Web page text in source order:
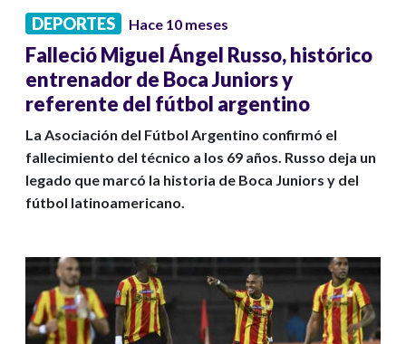
DEPORTES Hace 10 meses
Falleció Miguel Ángel Russo, histórico
entrenador de Boca Juniors y
referente del fútbol argentino
La Asociación del Fútbol Argentino confirmó el
fallecimiento del técnico a los 69 años. Russo deja un
legado que marcó la historia de Boca Juniors y del
fútbol latinoamericano.